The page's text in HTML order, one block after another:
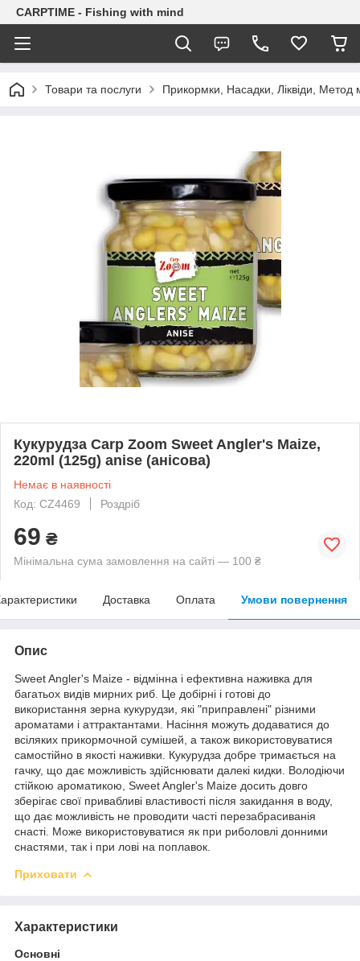
CARPTIME - Fishing with mind
Товари та послуги Прикормки, Насадки, Ліквіди, Метод
Кукурудза Carp Zoom Sweet Angler's Maize,
220ml (125g) anise (анісова)
Немає в наявності
Код: CZ4469
Роздріб
69 ₴
Мінімальна сума замовлення на сайті — 100 ₴
Доставка Оплата Умови повернення
Опис
Sweet Angler's Maize - відмінна і ефективна наживка для
багатьох видів мирних риб. Це добірні і готові до
використання зерна кукурудзи, які "приправлені" різними
ароматами і аттрактантами. Насіння можуть додаватися до
всіляких прикормочной сумішей, а також використовуватися
самостійно в якості наживки. Кукурудза добре тримається на
гачку, що дає можливість здійснювати далекі кидки. Володіючи
стійкою ароматикою, Sweet Angler's Maize досить довго
зберігає свої привабливі властивості після закидання в воду,
що дає можливість не проводити часті перезабрасиванія
снасті. Може використовуватися як при риболовлі донними
снастями, так і при лові на поплавок.
Приховати
Характеристики
Основні